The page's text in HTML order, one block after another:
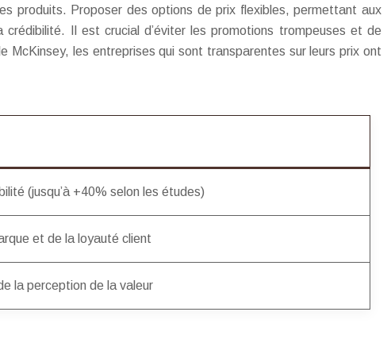
produits. Proposer des options de prix flexibles, permettant aux
Il est crucial d’éviter les promotions trompeuses et de
McKinsey, les entreprises qui sont transparentes sur leurs prix ont
(jusqu’à +40% selon les études)
et de la loyauté client
la perception de la valeur